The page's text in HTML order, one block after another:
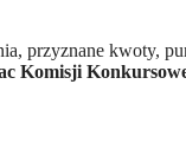
przyznane kwoty,
Komisji